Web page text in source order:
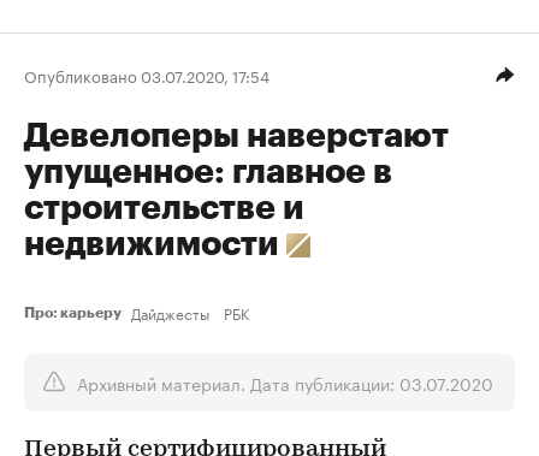
Опубликовано 03.07.2020, 17:54
Девелоперы наверстают
упущенное: главное в
строительстве и
недвижимости
Про: карьеру Дайджесты РБК
Архивный материал. Дата публикации: 03.07.2020
Первый сертифицированный